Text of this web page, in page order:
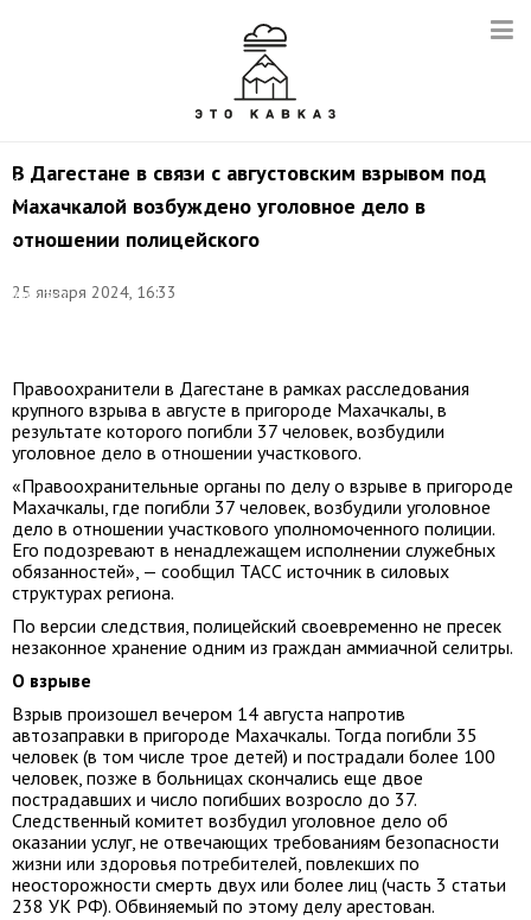
В Дагестане в связи с августовским взрывом под
Махачкалой возбуждено уголовное дело в
отношении полицейского
25 января 2024, 16:33
в
Махачкале.
Снимок
с
комитет
Правоохранители в Дагестане в рамках расследования
крупного взрыва в августе в пригороде Махачкалы, в
результате которого погибли 37 человек, возбудили
уголовное дело в отношении участкового.
«Правоохранительные органы по делу о взрыве в пригороде
Махачкалы, где погибли 37 человек, возбудили уголовное
дело в отношении участкового уполномоченного полиции.
Его подозревают в ненадлежащем исполнении служебных
обязанностей», — сообщил ТАСС источник в силовых
структурах региона.
По версии следствия, полицейский своевременно не пресек
незаконное хранение одним из граждан аммиачной селитры.
О взрыве
Взрыв произошел вечером 14 августа напротив
автозаправки в пригороде Махачкалы. Тогда погибли 35
человек (в том числе трое детей) и пострадали более 100
человек, позже в больницах скончались еще двое
пострадавших и число погибших возросло до 37.
Следственный комитет возбудил уголовное дело об
оказании услуг, не отвечающих требованиям безопасности
жизни или здоровья потребителей, повлекших по
неосторожности смерть двух или более лиц (часть 3 статьи
238 УК РФ). Обвиняемый по этому делу арестован.